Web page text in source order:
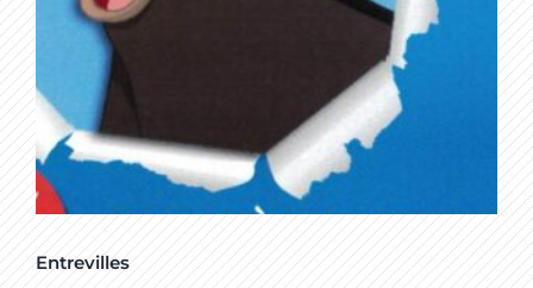
Entrevilles